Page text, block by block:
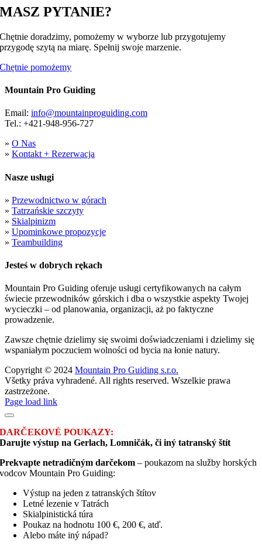
MASZ PYTANIE?
Chętnie doradzimy, pomożemy w wyborze lub przygotujemy
przygodę szytą na miarę. Spełnij swoje marzenie.
Chętnie pomożemy
Mountain Pro Guiding
Email: info@mountainproguiding.com
Tel.: +421-948-956-727
» O Nas
» Kontakt + Rezerwacja
Nasze usługi
» Przewodnictwo w górach
» Tatrzańskie szczyty
» Skialpinizm
» Upominkowe propozycje
» Teambuilding
Jesteś w dobrych rękach
Mountain Pro Guiding oferuje usługi certyfikowanych na całym
świecie przewodników górskich i dba o wszystkie aspekty Twojej
wycieczki – od planowania, organizacji, aż po faktyczne
prowadzenie.
Zawsze chętnie dzielimy się swoimi doświadczeniami i dzielimy się
wspaniałym poczuciem wolności od bycia na łonie natury.
Copyright © 2024 Mountain Pro Guiding s.r.o.
Všetky práva vyhradené. All rights reserved. Wszelkie prawa
zastrzeżone.
Facebook
Instagram
Page load link
DARČEKOVÉ POUKAZY:
Darujte výstup na Gerlach, Lomničák, či iný tatranský štít
Prekvapte netradičným darčekom– poukazom na služby horských
vodcov Mountain Pro Guiding:
Výstup na jeden z tatranských štítov
Letné lezenie v Tatrách
Skialpinistická túra
Poukaz na hodnotu 100 €, 200 €, atď.
Alebo máte iný nápad?